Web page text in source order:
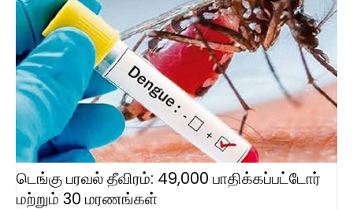
டெங்கு பரவல் தீவிரம்: 49,000 பாதிக்கப்பட்டோர்
மற்றும் 30 மரணங்கள்